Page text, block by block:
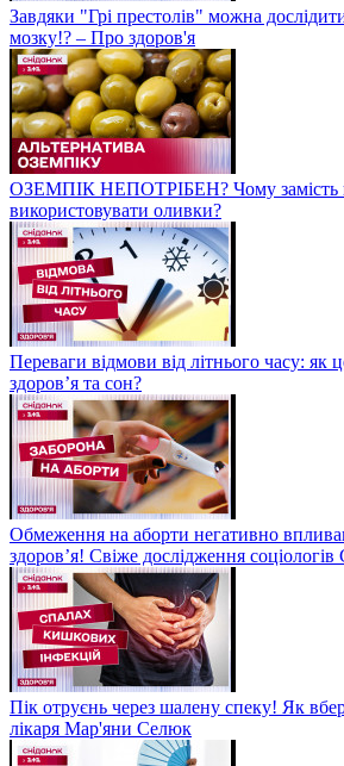
Завдяки "Грі престолів" можна
мозку!? – Про здоров'я
ОЗЕМПІК НЕПОТРІБЕН? Чому замість
використовувати оливки?
Переваги відмови від літнього часу: як
здоров’я та сон?
Обмеження на аборти негативно
здоров’я! Свіже дослідження
Пік отруєнь через шалену спеку! Як
лікаря Мар'яни Селюк